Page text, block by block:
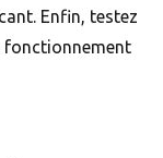
Enfin, testez
fonctionnement